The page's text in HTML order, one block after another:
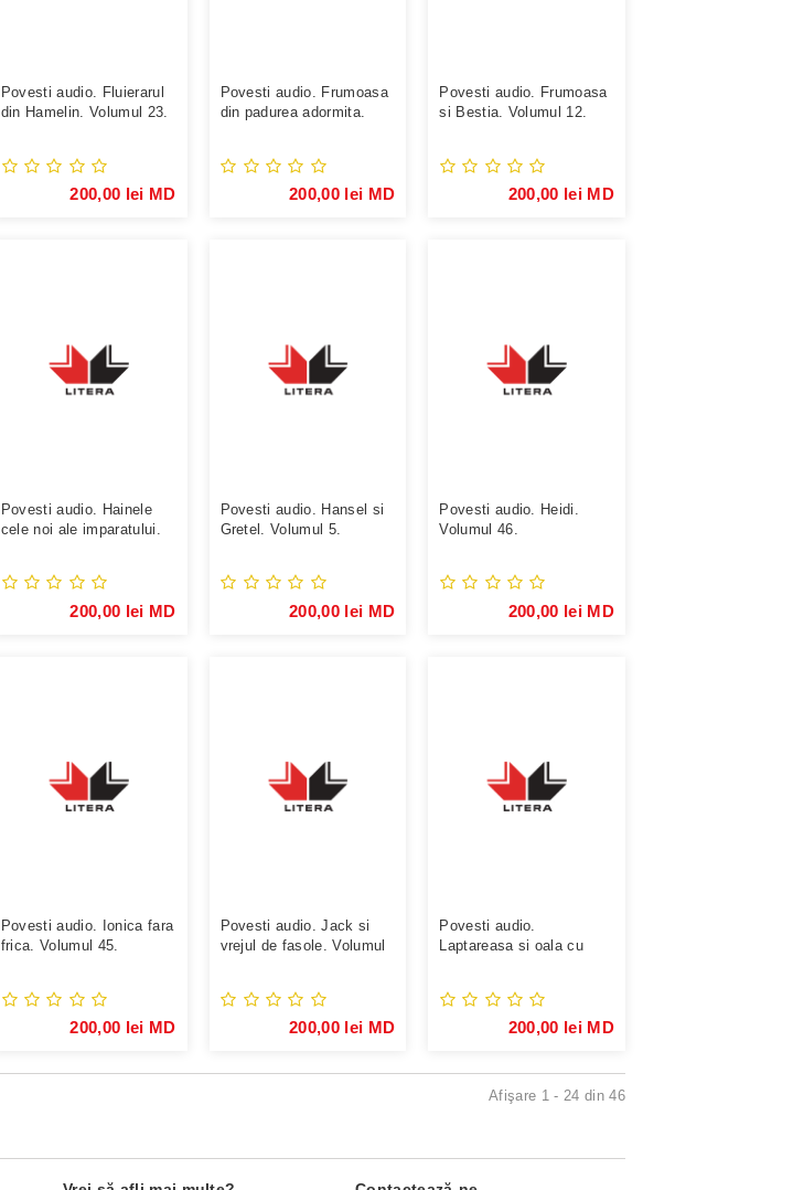
Povesti audio. Fluierarul
din Hamelin. Volumul 23.
200,00 lei MD
Povesti audio. Frumoasa
din padurea adormita.
200,00 lei MD
Povesti audio. Frumoasa
si Bestia. Volumul 12.
200,00 lei MD
Povesti audio. Hainele
cele noi ale imparatului.
200,00 lei MD
Povesti audio. Hansel si
Gretel. Volumul 5.
200,00 lei MD
Povesti audio. Heidi.
Volumul 46.
200,00 lei MD
Povesti audio. Ionica fara
frica. Volumul 45.
200,00 lei MD
Povesti audio. Jack si
vrejul de fasole. Volumul
200,00 lei MD
Povesti audio.
Laptareasa si oala cu
200,00 lei MD
Afişare 1 - 24 din 46